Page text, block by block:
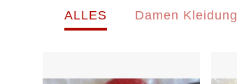
ALLES Damen Kleidung